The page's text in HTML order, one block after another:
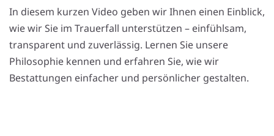
In diesem kurzen Video geben wir Ihnen einen Einblick,
wie wir Sie im Trauerfall unterstützen – einfühlsam,
transparent und zuverlässig. Lernen Sie unsere
Philosophie kennen und erfahren Sie, wie wir
Bestattungen einfacher und persönlicher gestalten.